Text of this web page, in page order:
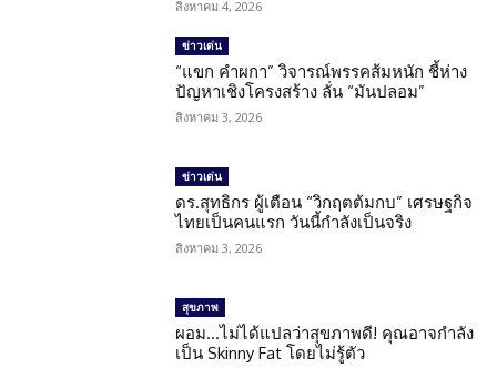
สิงหาคม 4, 2026
ข่าวเด่น
“แขก คำผกา” วิจารณ์พรรคส้มหนัก ชี้ห่าง
ปัญหาเชิงโครงสร้าง ลั่น “มันปลอม”
สิงหาคม 3, 2026
ข่าวเด่น
ดร.สุทธิกร ผู้เตือน “วิกฤตต้มกบ” เศรษฐกิจ
ไทยเป็นคนแรก วันนี้กำลังเป็นจริง
สิงหาคม 3, 2026
สุขภาพ
ผอม…ไม่ได้แปลว่าสุขภาพดี! คุณอาจกำลัง
เป็น Skinny Fat โดยไม่รู้ตัว